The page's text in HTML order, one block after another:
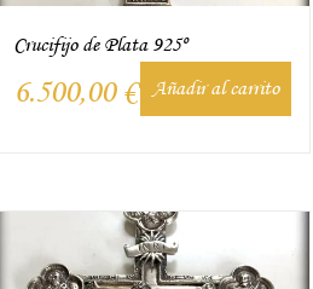
Crucifijo de Plata 925º
6.500,00 € Añadir al carrito